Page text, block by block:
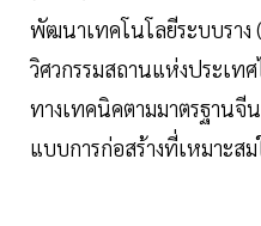
พัฒนาเทคโนโลยีระบบราง
วิศวกรรมสถานแห่งประเท
ทางเทคนิคตามมาตรฐาน
แบบการก่อสร้างที่เหมาะส